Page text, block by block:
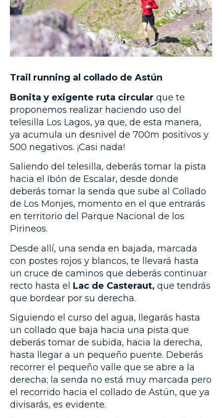
Trail running al collado de Astún
Bonita y exigente ruta circular que te
proponemos realizar haciendo uso del
telesilla Los Lagos, ya que, de esta manera,
ya acumula un desnivel de 700m positivos y
500 negativos. ¡Casi nada!
Saliendo del telesilla, deberás tomar la pista
hacia el Ibón de Escalar, desde donde
deberás tomar la senda que sube al Collado
de Los Monjes, momento en el que entrarás
en territorio del Parque Nacional de los
Pirineos.
Desde allí, una senda en bajada, marcada
con postes rojos y blancos, te llevará hasta
un cruce de caminos que deberás continuar
recto hasta el Lac de Casteraut, que tendrás
que bordear por su derecha.
Siguiendo el curso del agua, llegarás hasta
un collado que baja hacia una pista que
deberás tomar de subida, hacia la derecha,
hasta llegar a un pequeño puente. Deberás
recorrer el pequeño valle que se abre a la
derecha; la senda no está muy marcada pero
el recorrido hacia el collado de Astún, que ya
divisarás, es evidente.